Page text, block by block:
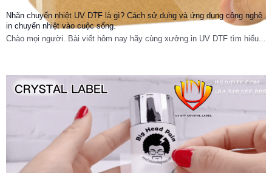
Nhãn chuyển nhiệt UV DTF là gì? Cách sử dụng và ứng dụng công nghệ
in chuyển nhiệt vào cuộc sống.
Chào mọi người. Bài viết hôm nay hãy cùng xưởng in UV DTF tìm hiểu...